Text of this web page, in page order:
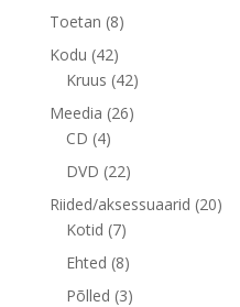
Toetan 88
Kodu 4242
toodet
Kruus 4242
toodet
Meedia 2626
CD 44
toodet
DVD 2222
Riided/aksessuaarid 2020
Kotid 77
toodet
Ehted 88
toodet
Põlled 33